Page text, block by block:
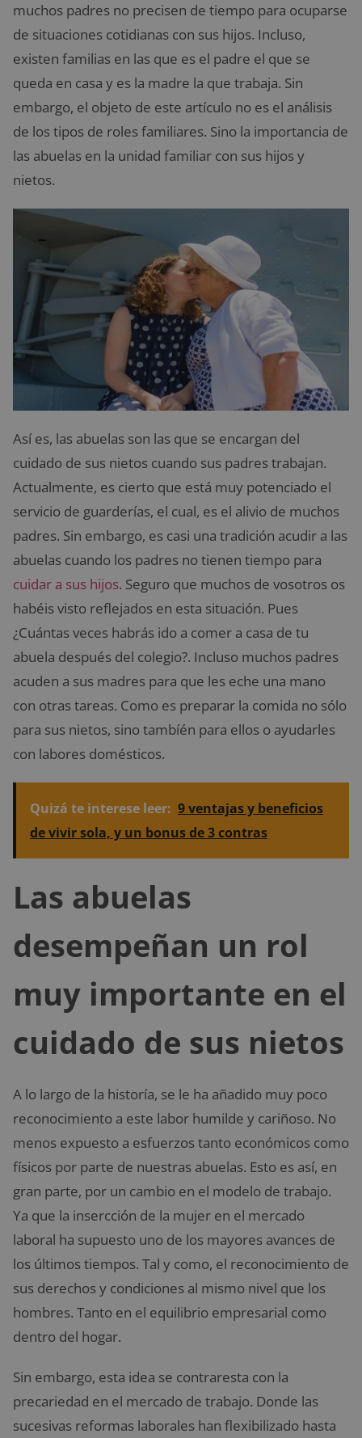
muchos padres no precisen de tiempo para ocuparse
de situaciones cotidianas con sus hijos. Incluso,
existen familias en las que es el padre el que se
queda en casa y es la madre la que trabaja. Sin
embargo, el objeto de este artículo no es el análisis
de los tipos de roles familiares. Sino la importancia de
las abuelas en la unidad familiar con sus hijos y
nietos.
Así es, las abuelas son las que se encargan del
cuidado de sus nietos cuando sus padres trabajan.
Actualmente, es cierto que está muy potenciado el
servicio de guarderías, el cual, es el alivio de muchos
padres. Sin embargo, es casi una tradición acudir a las
abuelas cuando los padres no tienen tiempo para
cuidar a sus hijos. Seguro que muchos de vosotros os
habéis visto reflejados en esta situación. Pues
¿Cuántas veces habrás ido a comer a casa de tu
abuela después del colegio?. Incluso muchos padres
acuden a sus madres para que les eche una mano
con otras tareas. Como es preparar la comida no sólo
para sus nietos, sino tambíén para ellos o ayudarles
con labores domésticos.
Quizá te interese leer: 9 ventajas y beneficios
de vivir sola, y un bonus de 3 contras
Las abuelas
desempeñan un rol
muy importante en el
cuidado de sus nietos
A lo largo de la historía, se le ha añadido muy poco
reconocimiento a este labor humilde y cariñoso. No
menos expuesto a esfuerzos tanto económicos como
físicos por parte de nuestras abuelas. Esto es así, en
gran parte, por un cambio en el modelo de trabajo.
Ya que la insercción de la mujer en el mercado
laboral ha supuesto uno de los mayores avances de
los últimos tiempos. Tal y como, el reconocimiento de
sus derechos y condiciones al mismo nivel que los
hombres. Tanto en el equilibrio empresarial como
dentro del hogar.
Sin embargo, esta idea se contraresta con la
precariedad en el mercado de trabajo. Donde las
sucesivas reformas laborales han flexibilizado hasta